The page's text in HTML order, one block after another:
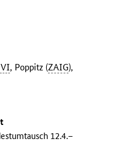
, Poppitz (ZAIG),
12.4.–